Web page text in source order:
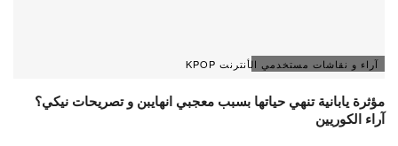
آراء و نقاشات مستخدمي الأنترنت KPOP
مؤثرة يابانية تنهي حياتها بسبب معجبي انهايبن و تصريحات نيكي؟
آراء الكوريين